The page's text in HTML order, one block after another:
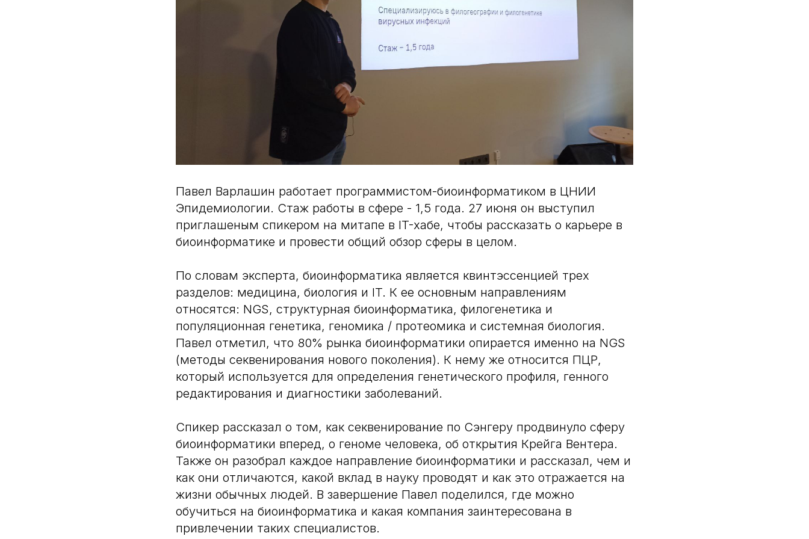
Павел Варлашин работает программистом-биоинформатиком в ЦНИИ
Эпидемиологии. Стаж работы в сфере - 1,5 года. 27 июня он выступил
приглашеным спикером на митапе в IT-хабе, чтобы рассказать о карьере в
биоинформатике и провести общий обзор сферы в целом.
По словам эксперта, биоинформатика является квинтэссенцией трех
разделов: медицина, биология и IT. К ее основным направлениям
относятся: NGS, структурная биоинформатика, филогенетика и
популяционная генетика, геномика / протеомика и системная биология.
Павел отметил, что 80% рынка биоинформатики опирается именно на NGS
(методы секвенирования нового поколения). К нему же относится ПЦР,
который используется для определения генетического профиля, генного
редактирования и диагностики заболеваний.
Спикер рассказал о том, как секвенирование по Сэнгеру продвинуло сферу
биоинформатики вперед, о геноме человека, об открытия Крейга Вентера.
Также он разобрал каждое направление биоинформатики и рассказал, чем и
как они отличаются, какой вклад в науку проводят и как это отражается на
жизни обычных людей. В завершение Павел поделился, где можно
обучиться на биоинформатика и какая компания заинтересована в
привлечении таких специалистов.